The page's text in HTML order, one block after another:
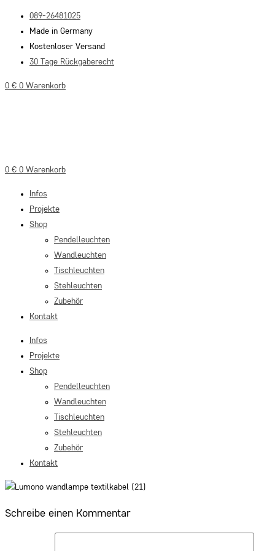
Inhalt
springen
089-26481025
Made in Germany
Kostenloser Versand
30 Tage Rückgaberecht
0 € 0 Warenkorb
0 € 0 Warenkorb
Infos
Projekte
Shop
Pendelleuchten
Wandleuchten
Tischleuchten
Stehleuchten
Zubehör
Kontakt
Infos
Projekte
Shop
Pendelleuchten
Wandleuchten
Tischleuchten
Stehleuchten
Zubehör
Kontakt
Schreibe einen Kommentar